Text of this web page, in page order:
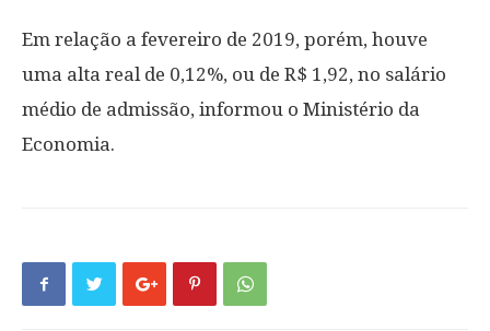
Em relação a fevereiro de 2019, porém, houve
uma alta real de 0,12%, ou de R$ 1,92, no salário
médio de admissão, informou o Ministério da
Economia.